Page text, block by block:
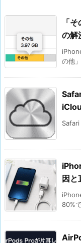
「
の解
の他
因と
80%